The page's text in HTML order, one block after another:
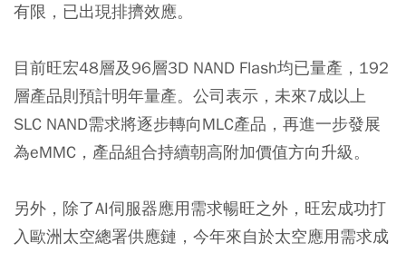
有限，已出現排擠效應。
目前旺宏48層及96層3D NAND Flash均已量產，192
層產品則預計明年量產。公司表示，未來7成以上
SLC NAND需求將逐步轉向MLC產品，再進一步發展
為eMMC，產品組合持續朝高附加價值方向升級。
另外，除了AI伺服器應用需求暢旺之外，旺宏成功打
入歐洲太空總署供應鏈，今年來自於太空應用需求成